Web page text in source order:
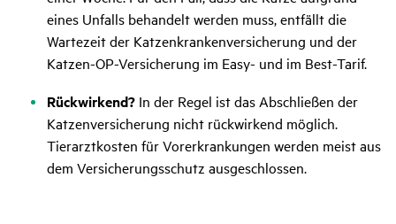
eines Unfalls behandelt werden muss, entfällt die
Wartezeit der Katzenkrankenversicherung und der
Katzen-OP-Versicherung im Easy- und im Best-Tarif.
Rückwirkend? In der Regel ist das Abschließen der
Katzenversicherung nicht rückwirkend möglich.
Tierarztkosten für Vorerkrankungen werden meist aus
dem Versicherungsschutz ausgeschlossen.